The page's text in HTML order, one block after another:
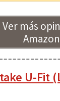
Ver más
Amazon
U-Fit